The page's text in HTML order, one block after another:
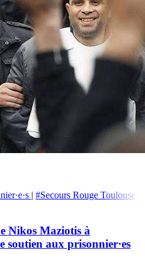
| #Secours Rouge Toulouse
Nikos Maziotis à
soutien aux prisonnier·es